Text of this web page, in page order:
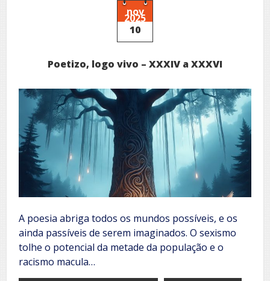
nov
2025
10
Poetizo, logo vivo – XXXIV a XXXVI
A poesia abriga todos os mundos possíveis, e os
ainda passíveis de serem imaginados. O sexismo
tolhe o potencial da metade da população e o
racismo macula…